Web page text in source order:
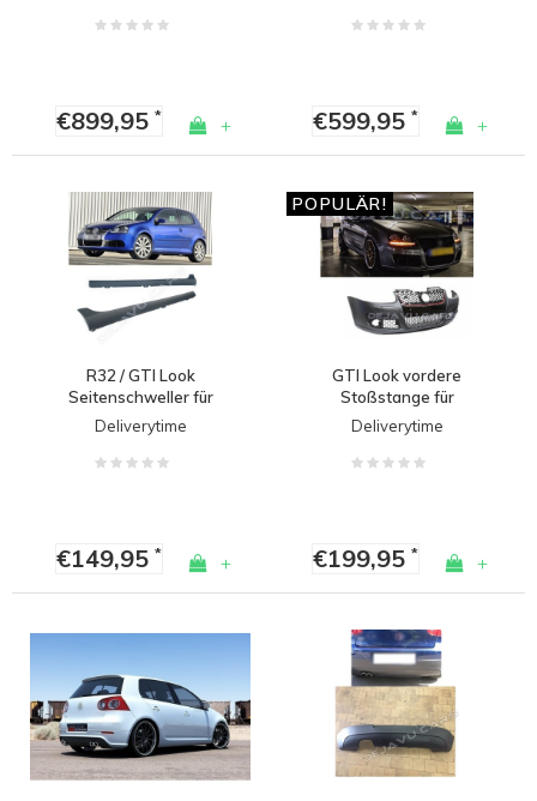
€899,95* + €599,95* +
R32 / GTI Look
Seitenschweller für
Volkswagen Golf 5
Deliverytime
€149,95* +
POPULÄR!
GTI Look vordere
Stoßstange für
Volkswagen Golf 5
Deliverytime
€199,95* +